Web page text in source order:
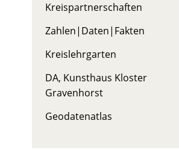
Kreispartnerschaften
Zahlen|Daten|Fakten
Kreislehrgarten
DA, Kunsthaus Kloster
Gravenhorst
Geodatenatlas